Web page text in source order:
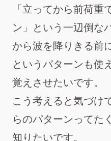
「立ってから前荷重
ン」という一辺倒な
から波を降りきる前
というパターンも使
覚えさせたいです。
こう考えると気づけ
らのパターンってた
知りたいです。